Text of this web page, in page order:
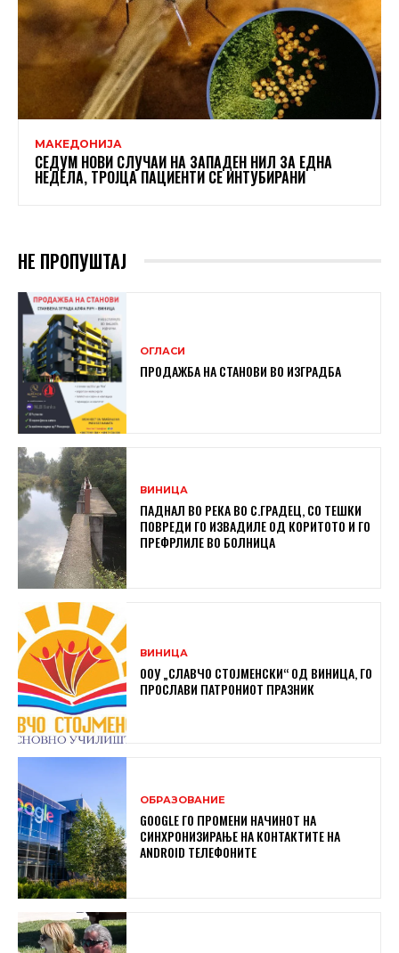
МАКЕДОНИЈА
СЕДУМ НОВИ СЛУЧАИ НА ЗАПАДЕН НИЛ ЗА ЕДНА
НЕДЕЛА, ТРОЈЦА ПАЦИЕНТИ СЕ ИНТУБИРАНИ
НЕ ПРОПУШТАЈ
ОГЛАСИ
ПРОДАЖБА НА СТАНОВИ ВО ИЗГРАДБА
ВИНИЦА
ПАДНАЛ ВО РЕКА ВО С.ГРАДЕЦ, СО ТЕШКИ
ПОВРЕДИ ГО ИЗВАДИЛЕ ОД КОРИТОТО И ГО
ПРЕФРЛИЛЕ ВО БОЛНИЦА
ВИНИЦА
ООУ „СЛАВЧО СТОЈМЕНСКИ“ ОД ВИНИЦА, ГО
ПРОСЛАВИ ПАТРОНИОТ ПРАЗНИК
ОБРАЗОВАНИЕ
GOOGLE ГО ПРОМЕНИ НАЧИНОТ НА
СИНХРОНИЗИРАЊЕ НА КОНТАКТИТЕ НА
ANDROID ТЕЛЕФОНИТЕ